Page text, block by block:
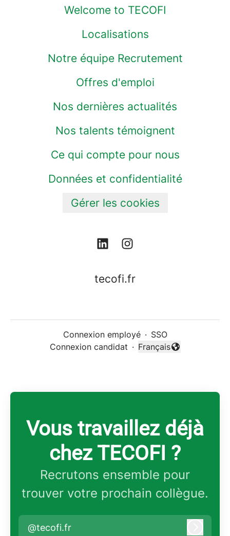
Welcome to TECOFI
Localisations
Notre équipe Recrutement
Offres d'emploi
Nos dernières actualités
Nos talents témoignent
Ce qui compte pour nous
Données et confidentialité
Gérer les cookies
tecofi.fr
Connexion employé · SSO
Connexion candidat ·
Changer la langue
Français
Vous travaillez déjà
chez TECOFI ?
Recrutons ensemble pour
trouver votre prochain collègue.
@tecofi.fr